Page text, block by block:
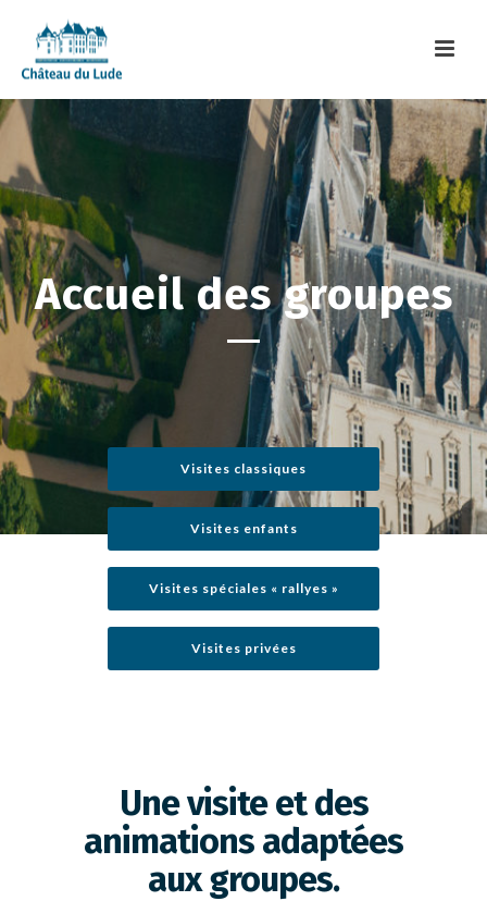
Accueil des groupes
Visites classiques
Visites enfants
Visites spéciales « rallyes »
Visites privées
Une visite et des
animations adaptées
aux groupes.